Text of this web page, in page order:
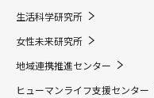
生活科学研究所
女性未来研究所
地域連携推進センター
ヒューマンライフ支援センター